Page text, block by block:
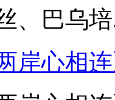
、巴乌
两岸心相